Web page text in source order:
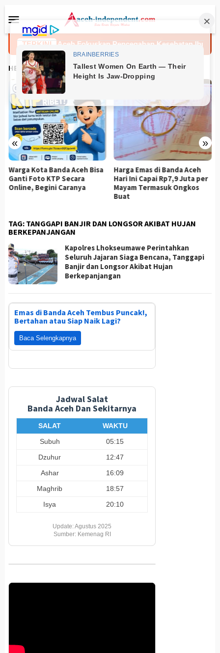
ke
kontenMobile
TERKINI
Dinkes Aceh Fokuskan Pencegahan Kesehatan Ibu dan
HEADLINES
« »
Warga Kota Banda Aceh Bisa
Ganti Foto KTP Secara
Online, Begini Caranya
Harga Emas di Banda Aceh
Hari Ini Capai Rp7,9 Juta per
Mayam Termasuk Ongkos
Buat
TAG: TANGGAPI BANJIR DAN LONGSOR AKIBAT HUJAN
BERKEPANJANGAN
Kapolres Lhokseumawe Perintahkan
Seluruh Jajaran Siaga Bencana, Tanggapi
Banjir dan Longsor Akibat Hujan
Berkepanjangan
Emas di Banda Aceh Tembus Puncak!,
Bertahan atau Siap Naik Lagi?
Baca Selengkapnya
Jadwal Salat
Banda Aceh Dan Sekitarnya
SALAT
WAKTU
Subuh
05:15
Dzuhur
12:47
Ashar
16:09
Maghrib
18:57
Isya
20:10
Update: Agustus 2025
Sumber: Kemenag RI